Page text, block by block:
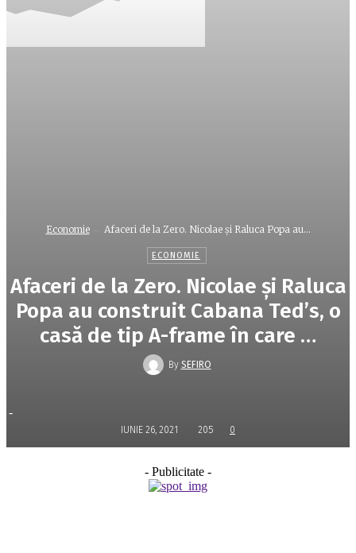
Recuperați-vă parola
Economie Afaceri de la Zero. Nicolae şi Raluca Popa au...
ECONOMIE
Afaceri de la Zero. Nicolae şi Raluca
Popa au construit Cabana Ted’s, o
casă de tip A-frame în care …
By SEFIRO
-
IUNIE 26, 2021 205 0
- Publicitate -